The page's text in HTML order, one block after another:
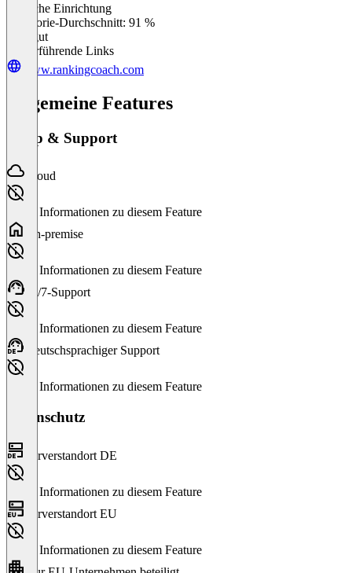
Einfache Einrichtung
Kategorie-Durchschnitt: 91 %
Sehr gut
Weiterführende Links
www.rankingcoach.com
Allgemeine Features
Setup & Support
Cloud
Keine Informationen zu diesem Feature
On-premise
Keine Informationen zu diesem Feature
24/7-Support
Keine Informationen zu diesem Feature
Deutschsprachiger Support
Keine Informationen zu diesem Feature
Datenschutz
Serverstandort DE
Keine Informationen zu diesem Feature
Serverstandort EU
Keine Informationen zu diesem Feature